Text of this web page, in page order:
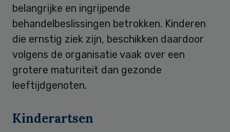
belangrijke en ingrijpende
behandelbeslissingen betrokken. Kinderen
die ernstig ziek zijn, beschikken daardoor
volgens de organisatie vaak over een
grotere maturiteit dan gezonde
leeftijdgenoten.
Kinderartsen